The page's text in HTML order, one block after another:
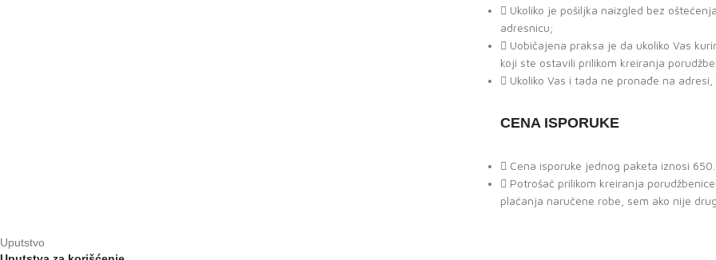
Ukoliko je pošiljka naizgled bez
adresnicu;
Uobičajena praksa je da ukoliko Vas
koji ste ostavili prilikom kreiranja
Ukoliko Vas i tada ne pronađe na
CENA ISPORUKE
Cena isporuke jednog paketa iznosi
Potrošač prilikom kreiranja
plaćanja naručene robe, sem ako nije
Uputstvo